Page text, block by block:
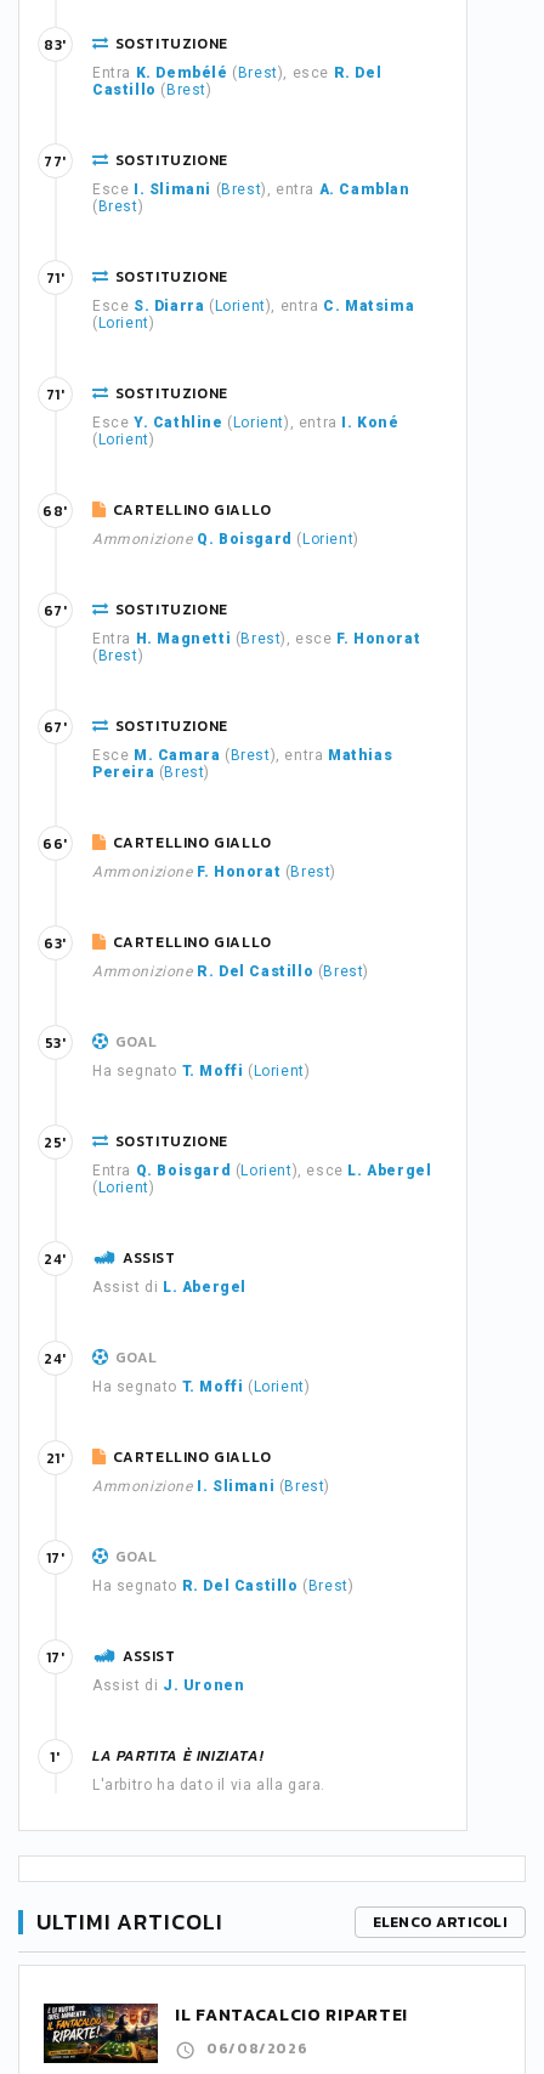
SOSTITUZIONE
Entra K. Dembélé ( Brest), esce R. Del
Castillo ( Brest)
83'
SOSTITUZIONE
Esce I. Slimani ( Brest), entra A. Camblan
( Brest)
77'
SOSTITUZIONE
Esce S. Diarra ( Lorient), entra C. Matsima
( Lorient)
71'
SOSTITUZIONE
Esce Y. Cathline ( Lorient), entra
I. Koné
( Lorient)
71'
CARTELLINO GIALLO
Ammonizione Q. Boisgard ( Lorient)
68'
SOSTITUZIONE
Entra H. Magnetti ( Brest), esce F. Honorat
( Brest)
67'
SOSTITUZIONE
Esce M. Camara ( Brest), entra Mathias
Pereira ( Brest)
67'
CARTELLINO GIALLO
Ammonizione F. Honorat ( Brest)
66'
CARTELLINO GIALLO
Ammonizione R. Del Castillo ( Brest)
63'
GOAL
Ha segnato T. Moffi ( Lorient)
53'
SOSTITUZIONE
Entra Q. Boisgard ( Lorient), esce L. Abergel
( Lorient)
25'
ASSIST
Assist di L. Abergel
24'
GOAL
Ha segnato T. Moffi ( Lorient)
24'
CARTELLINO GIALLO
Ammonizione I. Slimani ( Brest)
21'
GOAL
Ha segnato R. Del Castillo ( Brest)
17'
ASSIST
Assist di J. Uronen
17'
LA PARTITA È INIZIATA!
L'arbitro ha dato il via alla gara.
1'
ULTIMI ARTICOLI ELENCO ARTICOLI
IL FANTACALCIO RIPARTE!
06/08/2026